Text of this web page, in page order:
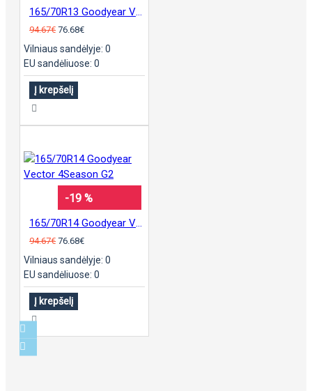
94.67€ 76.68€
Vilniaus sandėlyje: 0
EU sandėliuose: 0
Į krepšelį
-19 %
94.67€ 76.68€
Vilniaus sandėlyje: 0
EU sandėliuose: 0
Į krepšelį